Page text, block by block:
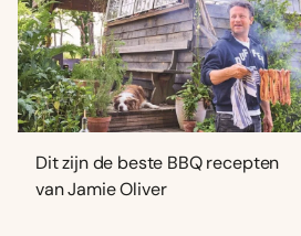
Dit zijn de beste BBQ recepten
van Jamie Oliver